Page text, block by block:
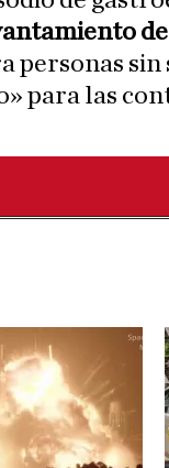
personas
para las